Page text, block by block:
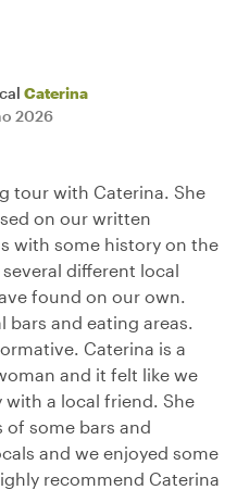
Caterina
2026
tour with Caterina. She
on our written
with some history on the
different local
found on our own.
and eating areas.
Caterina is a
and it felt like we
with a local friend. She
of some bars and
and we enjoyed some
recommend Caterina